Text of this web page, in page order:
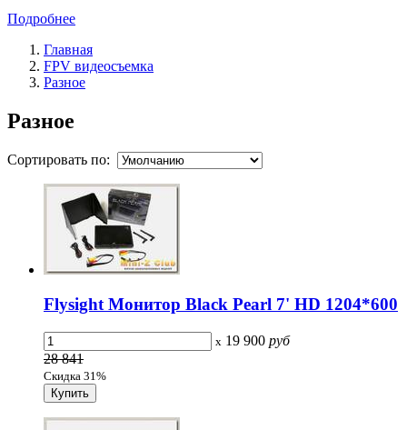
Подробнее
Главная
FPV видеосъемка
Разное
Разное
Сортировать по:
Flysight Монитор Black Pearl 7' HD 1204*600
x 19 900 руб
28 841
Скидка 31%